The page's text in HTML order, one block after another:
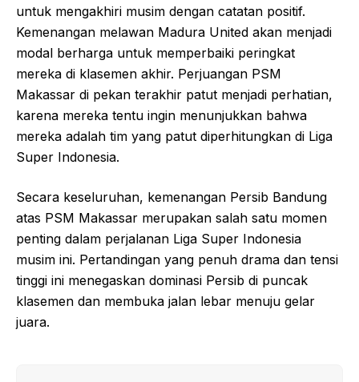
untuk mengakhiri musim dengan catatan positif.
Kemenangan melawan Madura United akan menjadi
modal berharga untuk memperbaiki peringkat
mereka di klasemen akhir. Perjuangan PSM
Makassar di pekan terakhir patut menjadi perhatian,
karena mereka tentu ingin menunjukkan bahwa
mereka adalah tim yang patut diperhitungkan di Liga
Super Indonesia.
Secara keseluruhan, kemenangan Persib Bandung
atas PSM Makassar merupakan salah satu momen
penting dalam perjalanan Liga Super Indonesia
musim ini. Pertandingan yang penuh drama dan tensi
tinggi ini menegaskan dominasi Persib di puncak
klasemen dan membuka jalan lebar menuju gelar
juara.